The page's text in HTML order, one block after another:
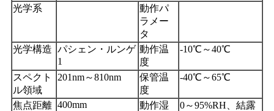
光学系
動作パ
ラメー
タ
光学構造 パシェン・ルンゲ
1
動作温
度
-10℃～40℃
スペクト
ル領域
201nm～810nm
保管温
度
-40℃～65℃
焦点距離 400mm 動作湿 0～95%RH、結露